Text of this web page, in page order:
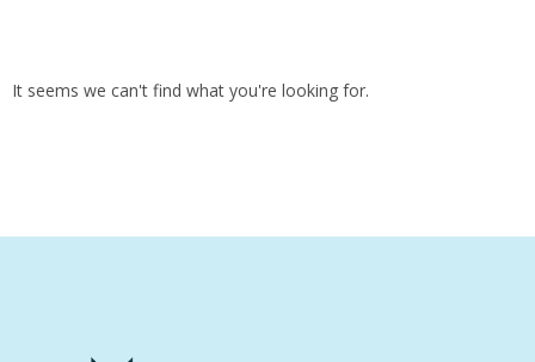
It seems we can't find what you're looking for.